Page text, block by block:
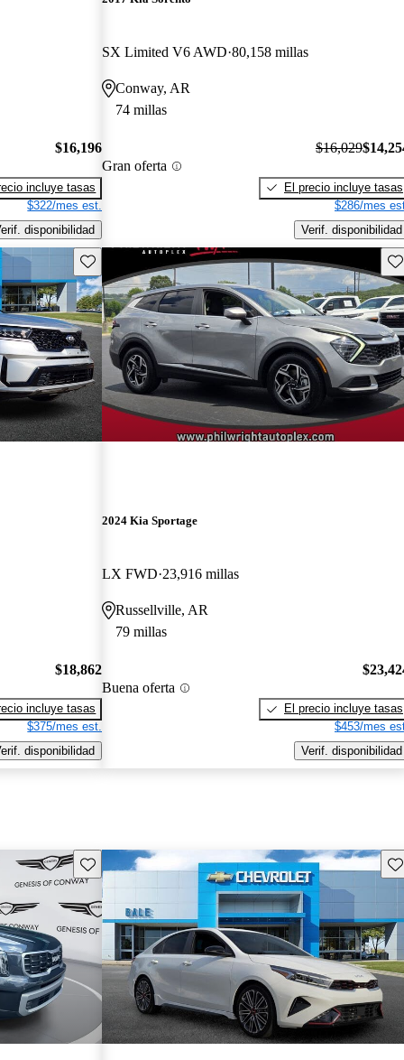
$16,196
incluye tasas
$322/mes est.
disponibilidad
SX Limited V6 AWD 80,158 millas
Conway, AR
74 millas
Gran oferta
$16,029
El precio incluye tasas
$286/mes
Verif. disponibilidad
Guarda este Aviso
$18,862
incluye tasas
$375/mes est.
disponibilidad
2024 Kia Sportage
LX FWD 23,916 millas
Russellville, AR
79 millas
Buena oferta
El precio incluye tasas
$453/mes
Verif. disponibilidad
Guarda este Aviso